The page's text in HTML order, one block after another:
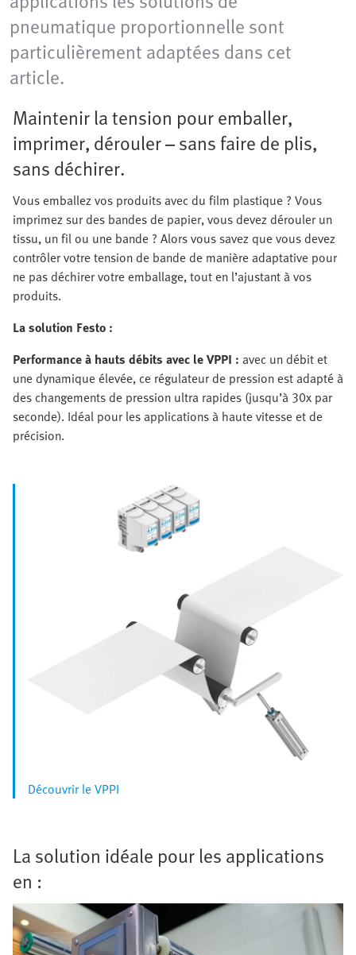
pneumatique proportionnelle sont
particulièrement adaptées dans cet
article.
Maintenir la tension pour emballer,
imprimer, dérouler – sans faire de plis,
sans déchirer.
Vous emballez vos produits avec du film plastique ? Vous
imprimez sur des bandes de papier, vous devez dérouler un
tissu, un fil ou une bande ? Alors vous savez que vous devez
contrôler votre tension de bande de manière adaptative pour
ne pas déchirer votre emballage, tout en l’ajustant à vos
produits.
La solution Festo :
Performance à hauts débits avec le VPPI : avec un débit et
une dynamique élevée, ce régulateur de pression est adapté à
des changements de pression ultra rapides (jusqu’à 30x par
seconde). Idéal pour les applications à haute vitesse et de
précision.
Découvrir le VPPI
La solution idéale pour les applications
en :